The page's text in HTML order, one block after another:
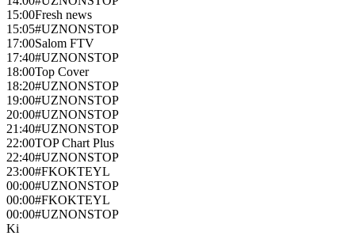
15:00Fresh news
15:05#UZNONSTOP
17:00Salom FTV
17:40#UZNONSTOP
18:00Top Cover
18:20#UZNONSTOP
19:00#UZNONSTOP
20:00#UZNONSTOP
21:40#UZNONSTOP
22:00TOP Chart Plus
22:40#UZNONSTOP
23:00#FKOKTEYL
00:00#UZNONSTOP
00:00#FKOKTEYL
00:00#UZNONSTOP
Ki